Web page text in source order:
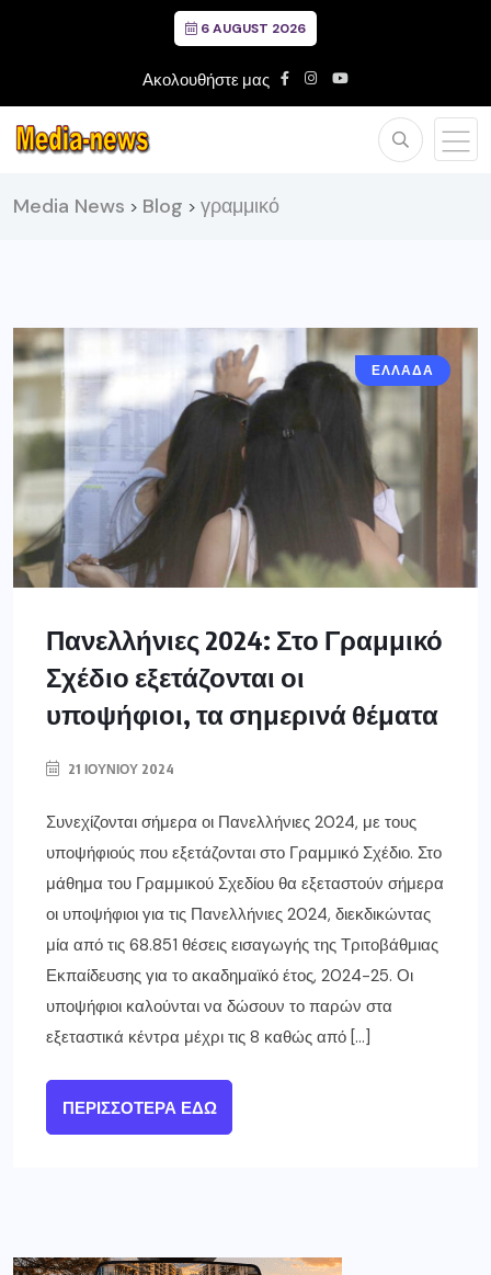
6 AUGUST 2026
Ακολουθήστε μας
Media News > Blog > γραμμικό
ΕΛΛΑΔΑ
Πανελλήνιες 2024: Στο Γραμμικό
Σχέδιο εξετάζονται οι
υποψήφιοι, τα σημερινά θέματα
21 ΙΟΥΝΊΟΥ 2024
Συνεχίζονται σήμερα οι Πανελλήνιες 2024, με τους
υποψήφιούς που εξετάζονται στο Γραμμικό Σχέδιο. Στο
μάθημα του Γραμμικού Σχεδίου θα εξεταστούν σήμερα
οι υποψήφιοι για τις Πανελλήνιες 2024, διεκδικώντας
μία από τις 68.851 θέσεις εισαγωγής της Τριτοβάθμιας
Εκπαίδευσης για το ακαδημαϊκό έτος, 2024-25. Οι
υποψήφιοι καλούνται να δώσουν το παρών στα
εξεταστικά κέντρα μέχρι τις 8 καθώς από […]
ΠΕΡΙΣΣΌΤΕΡΑ ΕΔΏ